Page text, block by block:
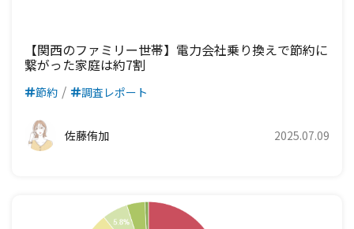
【関西のファミリー世帯】電力会社乗り換えで節約に
繋がった家庭は約7割
節約 調査レポート
佐藤侑加 2025.07.09